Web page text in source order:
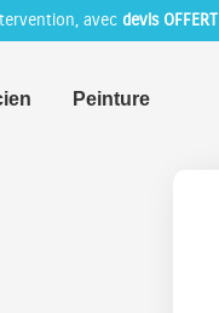
avec devis OFFERT
Peinture